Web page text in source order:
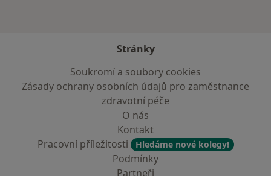
Stránky
Soukromí a soubory cookies
Zásady ochrany osobních údajů pro zaměstnance
zdravotní péče
O nás
Kontakt
Pracovní příležitosti
Hledáme nové kolegy!
Podmínky
Partneři